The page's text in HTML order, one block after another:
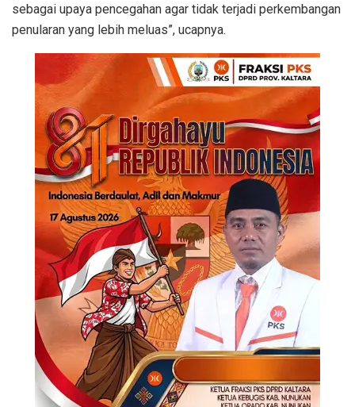
sebagai upaya pencegahan agar tidak terjadi perkembangan
penularan yang lebih meluas”, ucapnya.